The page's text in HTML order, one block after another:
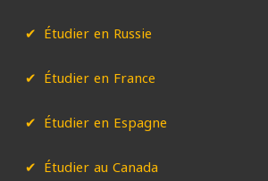
Étudier en Russie
Étudier en France
Étudier en Espagne
Étudier au Canada